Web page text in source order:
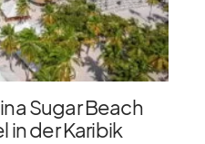
Sugar Beach
in der Karibik